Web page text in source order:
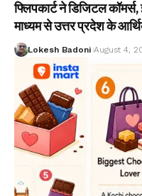
फ्लिपकार्ट ने डिजिटल
माध्यम से उत्तर प्रदेश के
Lokesh Badoni August 4,